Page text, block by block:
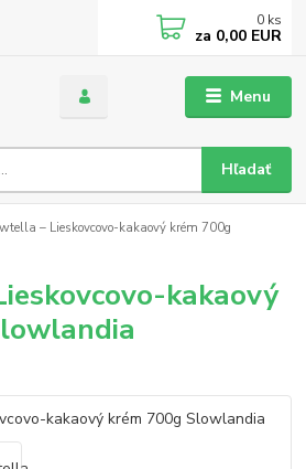
Menu
Hľadať
0 ks
za 0,00 EUR
– Lieskovcovo-kakaový krém 700g
kakaový